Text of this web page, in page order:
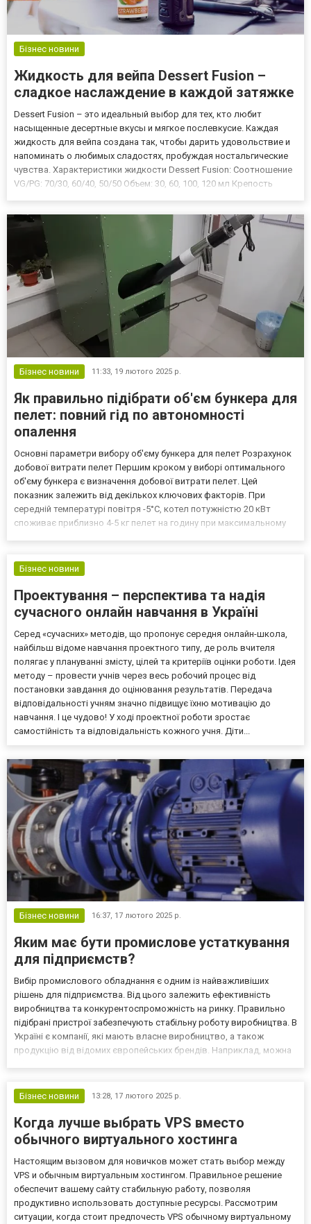
Бізнес новини
Жидкость для вейпа Dessert Fusion –
сладкое наслаждение в каждой затяжке
Dessert Fusion – это идеальный выбор для тех, кто любит
насыщенные десертные вкусы и мягкое послевкусие. Каждая
жидкость для вейпа создана так, чтобы дарить удовольствие и
напоминать о любимых сладостях, пробуждая ностальгические
чувства. Характеристики жидкости Dessert Fusion: Соотношение
VG/PG: 70/30, 60/40, 50/50 Объем: 30, 60, 100, 120 мл Крепость
Бізнес новини 11:33, 19 лютого 2025 р.
Як правильно підібрати об'єм бункера для
пелет: повний гід по автономності
опалення
Основні параметри вибору об'єму бункера для пелет Розрахунок
добової витрати пелет Першим кроком у виборі оптимального
об'єму бункера є визначення добової витрати пелет. Цей
показник залежить від декількох ключових факторів. При
середній температурі повітря -5°C, котел потужністю 20 кВт
споживає приблизно 4-5 кг пелет на годину при максимальному
Бізнес новини
Проектування – перспектива та надія
сучасного онлайн навчання в Україні
Серед «сучасних» методів, що пропонує середня онлайн-школа,
найбільш відоме навчання проектного типу, де роль вчителя
полягає у плануванні змісту, цілей та критеріїв оцінки роботи. Ідея
методу – провести учнів через весь робочий процес від
постановки завдання до оцінювання результатів. Передача
відповідальності учням значно підвищує їхню мотивацію до
навчання. І це чудово! У ході проектної роботи зростає
самостійність та відповідальність кожного учня. Діти...
Бізнес новини 16:37, 17 лютого 2025 р.
Яким має бути промислове устаткування
для підприємств?
Вибір промислового обладнання є одним із найважливіших
рішень для підприємства. Від цього залежить ефективність
виробництва та конкурентоспроможність на ринку. Правильно
підібрані пристрої забезпечують стабільну роботу виробництва. В
Україні є компанії, які мають власне виробництво, а також
продукцію від відомих європейських брендів. Наприклад, можна
Бізнес новини
13:28, 17 лютого 2025 р.
Когда лучше выбрать VPS вместо
обычного виртуального хостинга
Настоящим вызовом для новичков может стать выбор между
VPS и обычным виртуальным хостингом. Правильное решение
обеспечит вашему сайту стабильную работу, позволяя
продуктивно использовать доступные ресурсы. Рассмотрим
ситуации, когда стоит предпочесть VPS обычному виртуальному